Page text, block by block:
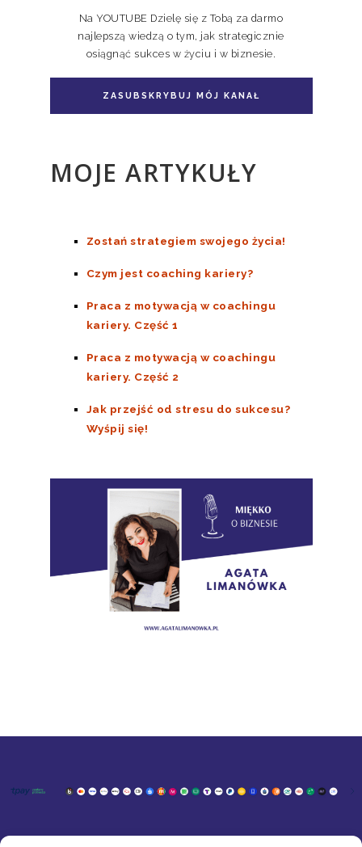
Pakiet książka + e-book Doskonale
Niedoskonali TOM II
Na YOUTUBE Dzielę się z Tobą za darmo
najlepszą wiedzą o tym, jak strategicznie
osiągnąć sukces w życiu i w biznesie.
ZASUBSKRYBUJ MÓJ KANAŁ
MOJE ARTYKUŁY
Zostań strategiem swojego życia!
Czym jest coaching kariery?
Praca z motywacją w coachingu
kariery. Część 1
Praca z motywacją w coachingu
kariery. Część 2
Jak przejść od stresu do sukcesu?
Wyśpij się!